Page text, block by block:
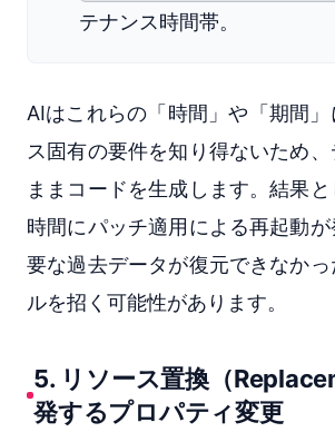
テナンス時間帯。
AIはこれらの「時間」や「期間
ス固有の要件を知り得ないため
ままコードを生成します。結果
時間にパッチ適用による再起動
要な過去データが復元できなか
ルを招く可能性があります。
5. リソース置換（
発するプロパティ変更